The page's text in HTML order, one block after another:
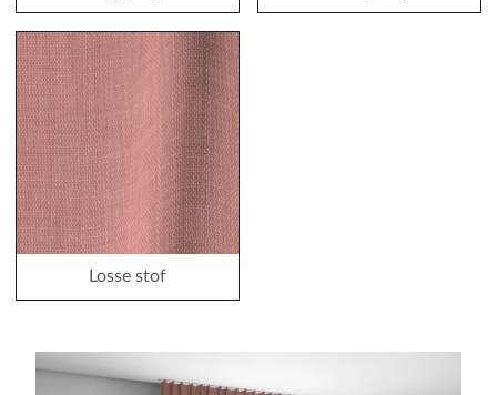
Losse stof